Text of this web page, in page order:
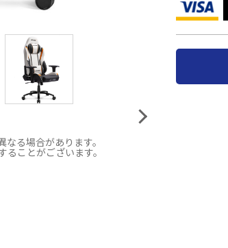
る場合があります。
ことがございます。